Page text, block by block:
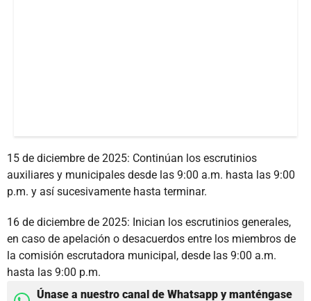
15 de diciembre de 2025: Continúan los escrutinios
auxiliares y municipales desde las 9:00 a.m. hasta las 9:00
p.m. y así sucesivamente hasta terminar.
16 de diciembre de 2025: Inician los escrutinios generales,
en caso de apelación o desacuerdos entre los miembros de
la comisión escrutadora municipal, desde las 9:00 a.m.
hasta las 9:00 p.m.
Únase a nuestro canal de Whatsapp y manténgase